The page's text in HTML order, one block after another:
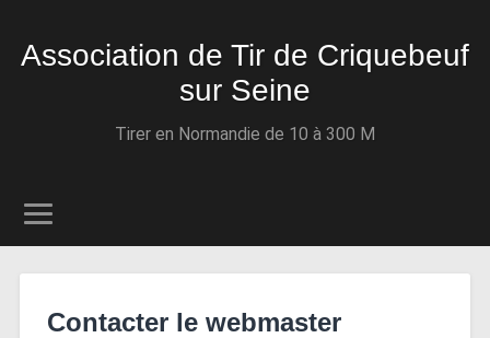
Association de Tir de Criquebeuf
sur Seine
Tirer en Normandie de 10 à 300 M
Contacter le webmaster